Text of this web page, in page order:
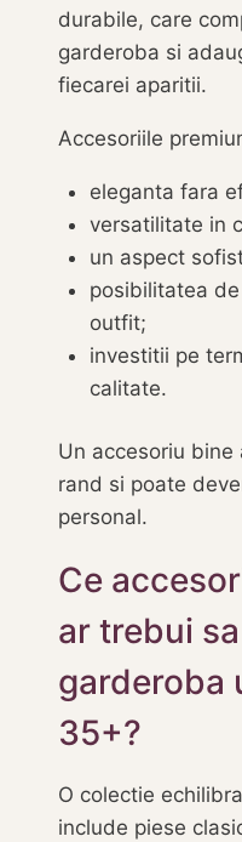
durabile, care
garderoba si
fiecarei aparitii.
Accesoriile
eleganta fara
versatilitate in
un aspect
posibilitatea
outfit;
investitii pe
calitate.
Un accesoriu
rand si poate
personal.
Ce
ar trebui
garderoba
35+?
O colectie
include piese